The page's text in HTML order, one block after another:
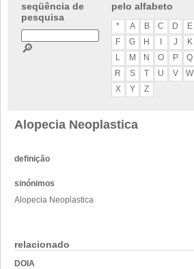
seqüência de
pesquisa
🔎
pelo alfabeto
* A B C D
E
F
G H J
K
L
M N O P
Q
R
S T U V
W
X
Y Z
relacionado
DOIA
Alopecia Neoplastica
definição
sinónimos
Alopecia Neoplastica